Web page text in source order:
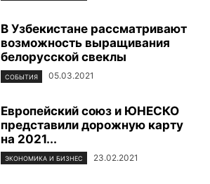
В Узбекистане рассматривают
возможность выращивания
белорусской свеклы
СОБЫТИЯ 05.03.2021
Европейский союз и ЮНЕСКО
представили дорожную карту
на 2021...
ЭКОНОМИКА И БИЗНЕС 23.02.2021